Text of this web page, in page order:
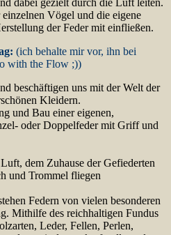
dabei gezielt durch die Luft leiten.
Vögel und die eigene
der Feder mit einfließen.
(ich behalte mir vor, ihn bei
with the Flow ;))
beschäftigen uns mit der Welt der
Kleidern.
und Bau einer eigenen,
oder Doppelfeder mit Griff und
dem Zuhause der Gefiederten
und Trommel fliegen
Federn von vielen besonderen
Mithilfe des reichhaltigen Fundus
Leder, Fellen, Perlen,